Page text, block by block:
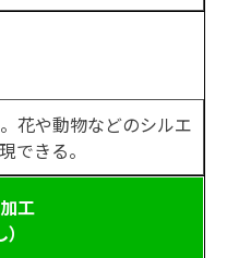
花や動物などのシルエ
できる。
工